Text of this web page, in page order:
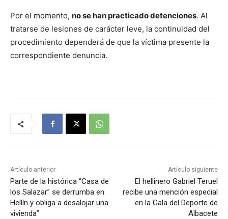
Por el momento, no se han practicado detenciones. Al
tratarse de lesiones de carácter leve, la continuidad del
procedimiento dependerá de que la víctima presente la
correspondiente denuncia.
Artículo anterior
Parte de la histórica “Casa de
los Salazar” se derrumba en
Hellín y obliga a desalojar una
vivienda”
Artículo siguiente
El hellinero Gabriel Teruel
recibe una mención especial
en la Gala del Deporte de
Albacete